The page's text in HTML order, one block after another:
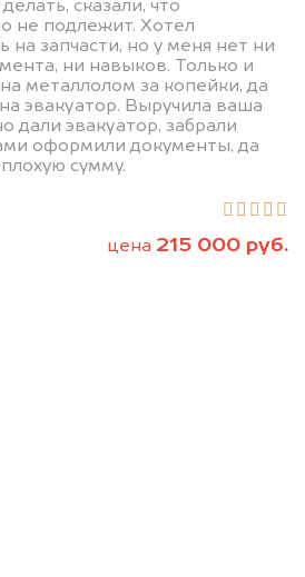
сказали, что
не подлежит. Хотел
на запчасти, но у меня нет ни
ни навыков. Только и
на металлолом за копейки, да
эвакуатор. Выручила ваша
дали эвакуатор, забрали
оформили документы, да
сумму.
цена 215 000 руб.
стоимость
Genesis на
разбор.
авто на 20.000 руб.